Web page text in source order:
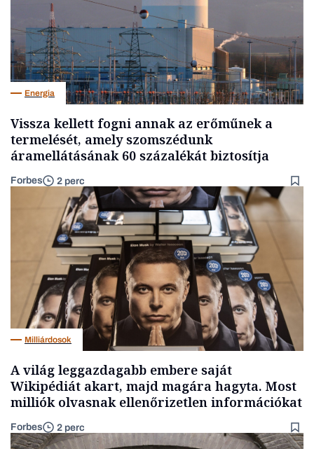
Energia
Vissza kellett fogni annak az erőműnek a
termelését, amely szomszédunk
áramellátásának 60 százalékát biztosítja
Forbes 2 perc
Milliárdosok
A világ leggazdagabb embere saját
Wikipédiát akart, majd magára hagyta. Most
milliók olvasnak ellenőrizetlen információkat
Forbes 2 perc